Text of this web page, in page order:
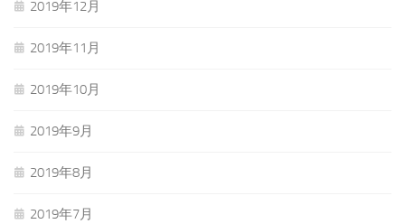
2019年12月
2019年11月
2019年10月
2019年9月
2019年8月
2019年7月